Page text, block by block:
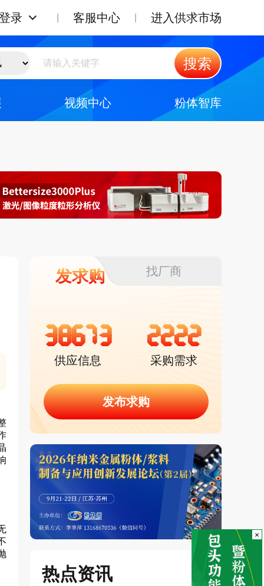
录 客服中心 进入供求市场
搜索
视频中心 粉体智库
发求购 找厂商
38673
供应信息
2222
采购需求
发布求购
热点资讯
×